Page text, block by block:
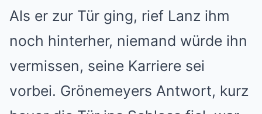
Als er zur Tür ging, rief Lanz ihm
noch hinterher, niemand würde ihn
vermissen, seine Karriere sei
vorbei. Grönemeyers Antwort, kurz